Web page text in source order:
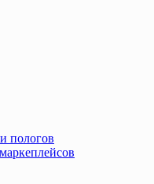
пологов